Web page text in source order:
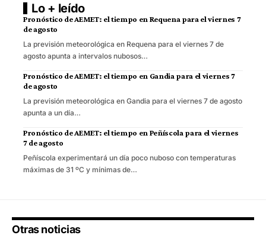
Lo + leído
Pronóstico de AEMET: el tiempo en Requena para el viernes 7
de agosto
La previsión meteorológica en Requena para el viernes 7 de
agosto apunta a intervalos nubosos…
Pronóstico de AEMET: el tiempo en Gandia para el viernes 7
de agosto
La previsión meteorológica en Gandia para el viernes 7 de agosto
apunta a un día…
Pronóstico de AEMET: el tiempo en Peñíscola para el viernes
7 de agosto
Peñíscola experimentará un día poco nuboso con temperaturas
máximas de 31 ºC y mínimas de…
Otras noticias